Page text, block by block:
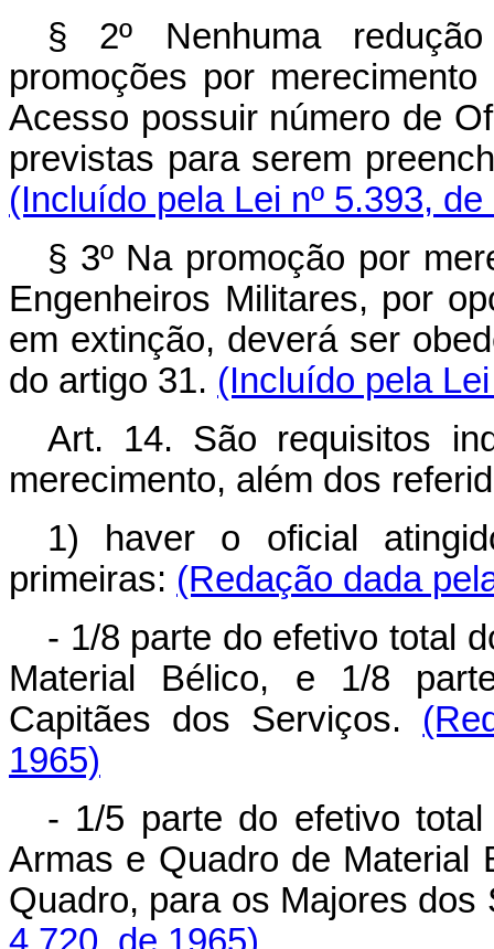
§ 2º Nenhuma
promoções por
Acesso possuir número de
previstas para serem
(Incluído pela Lei nº 5.393, de
§ 3º Na promoção por
Engenheiros Militares, por
em extinção, deverá ser
do artigo 31. (Incluído pela
Art. 14. São requisitos
merecimento, além dos
1) haver o oficial
primeiras: (Redação dada
- 1/8 parte do efetivo total
Material Bélico, e 1/8
Capitães dos Serviços.
1965)
- 1/5 parte do efetivo
Armas e Quadro de Material
Quadro, para os Majores